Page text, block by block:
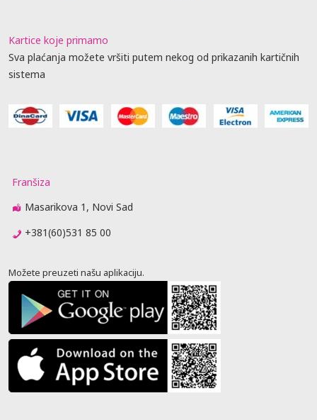
Kartice koje primamo
Sva plaćanja možete vršiti putem nekog od prikazanih kartičnih
sistema
Franšiza
Masarikova 1, Novi Sad
+381(60)531 85 00
Možete preuzeti našu aplikaciju.